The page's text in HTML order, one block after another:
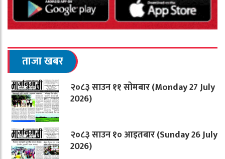
ताजा खबर
२०८३ साउन ११ सोमबार (Monday 27 July
2026)
२०८३ साउन १० आइतबार (Sunday 26 July
2026)